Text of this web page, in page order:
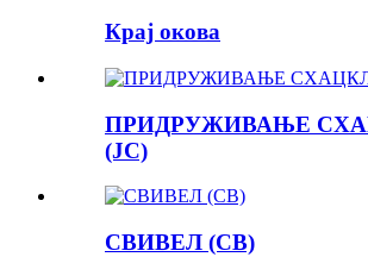
Крај окова
ПРИДРУЖИВАЊЕ
(ЈС)
СВИВЕЛ (СВ)